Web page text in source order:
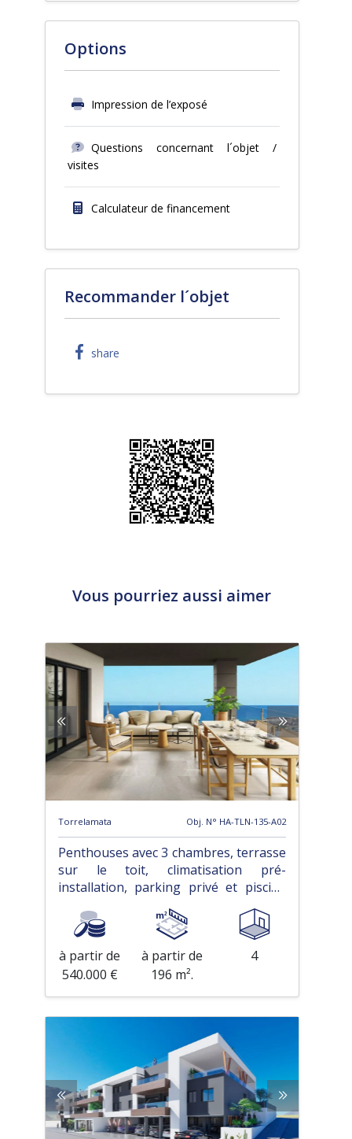
Options
Impression de l’exposé
Questions concernant l´objet /
visites
Calculateur de financement
Recommander l´objet
share
Vous pourriez aussi aimer
Torrelamata Obj. N° HA-TLN-135-A02
Penthouses avec 3 chambres, terrasse
sur le toit, climatisation pré-
installation, parking privé et piscine
communautaire à seulement 700 m de
la plage
à partir de
540.000 €
à partir de
196 m².
4